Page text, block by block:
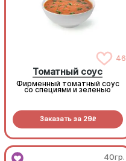
46
Томатный соус
Фирменный томатный соус
со специями и зеленью
Заказать за 29R
40гр.